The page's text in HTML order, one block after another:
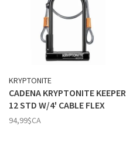
KRYPTONITE
CADENA KRYPTONITE KEEPER
12 STD W/4' CABLE FLEX
94,99$CA